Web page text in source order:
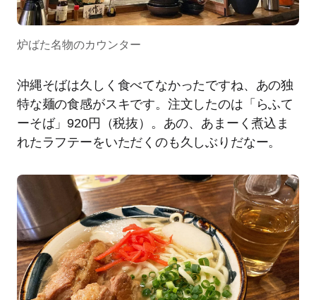
炉ばた名物のカウンター
沖縄そばは久しく食べてなかったですね、あの独
特な麺の食感がスキです。注文したのは「らふて
ーそば」920円（税抜）。あの、あまーく煮込ま
れたラフテーをいただくのも久しぶりだなー。